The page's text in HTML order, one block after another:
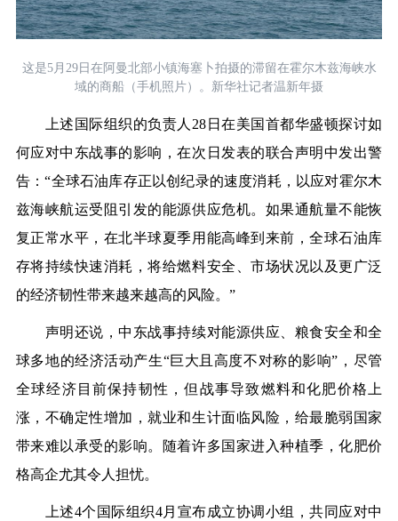
这是5月29日在阿曼北部小镇海塞卜拍摄的滞留在霍尔木兹海峡水
域的商船（手机照片）。新华社记者温新年摄
上述国际组织的负责人 28 日在美国首都华盛顿探讨如
何应对中东战事的影响，在次日发表的联合声明中发出警
告：“全球石油库存正以创纪录的速度消耗，以应对霍尔木
兹海峡航运受阻引发的能源供应危机。如果通航量不能恢
复正常水平，在北半球夏季用能高峰到来前，全球石油库
存将持续快速消耗，将给燃料安全、市场状况以及更广泛
的经济韧性带来越来越高的风险。 ”
声明还说，中东战事持续对能源供应、粮食安全和全
球多地的经济活动产生“巨大且高度不对称的影响”，尽管
全球经济目前保持韧性，但战事导致燃料和化肥价格上
涨，不确定性增加，就业和生计面临风险，给最脆弱国家
带来难以承受的影响。随着许多国家进入种植季，化肥价
格高企尤其令人担忧。
上述4个国际组织4月宣布成立协调小组，共同应对中